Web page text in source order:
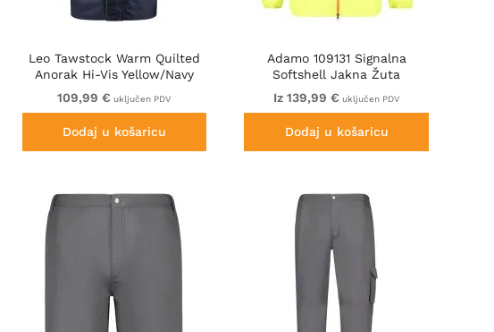
Leo Tawstock Warm Quilted
Anorak Hi-Vis Yellow/Navy
109,99 € uključen PDV
Dodaj u košaricu
Adamo 109131 Signalna
Softshell Jakna Žuta
Iz 139,99 € uključen PDV
Dodaj u košaricu